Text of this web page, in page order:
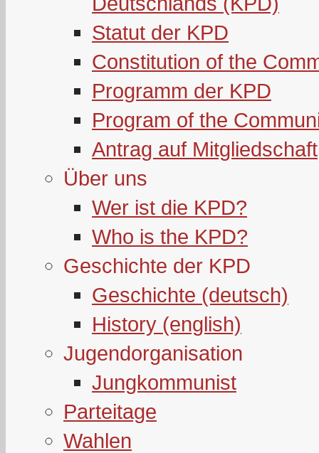
Statut der KPD
Constitution of the
Programm der KPD
Program of the
Antrag auf Mitgliedschaft
Über uns
Wer ist die KPD?
Who is the KPD?
Geschichte der KPD
Geschichte (deutsch)
History (english)
Jugendorganisation
Jungkommunist
Parteitage
Wahlen